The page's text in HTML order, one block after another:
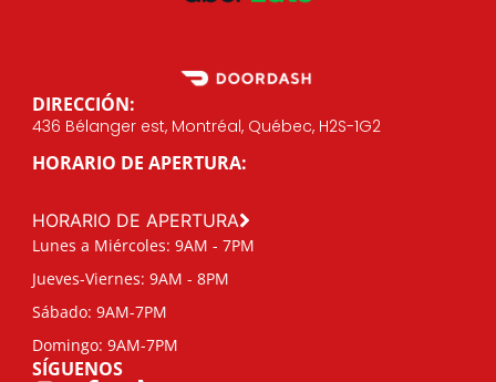
DIRECCIÓN:
436 Bélanger est, Montréal, Québec, H2S-1G2
HORARIO DE APERTURA:
HORARIO DE APERTURA
Lunes a Miércoles: 9AM - 7PM
Jueves-Viernes: 9AM - 8PM
Sábado: 9AM-7PM
Domingo: 9AM-7PM
SÍGUENOS